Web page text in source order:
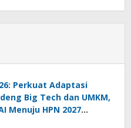
Perkuat Adaptasi
Big Tech dan UMKM,
Menuju HPN 2027